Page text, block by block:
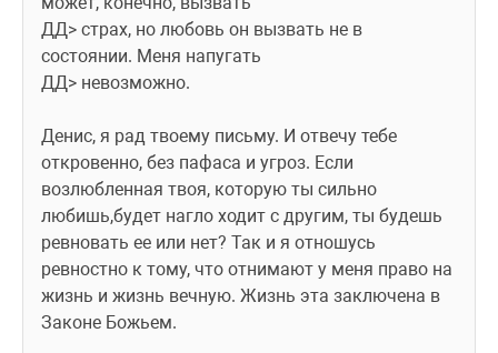
ДД> страх, но любовь он вызвать не в
состоянии. Меня напугать
ДД> невозможно.
Денис, я рад твоему письму. И отвечу тебе
откровенно, без пафаса и угроз. Если
возлюбленная твоя, которую ты сильно
любишь,будет нагло ходит с другим, ты будешь
ревновать ее или нет? Так и я отношусь
ревностно к тому, что отнимают у меня право на
жизнь и жизнь вечную. Жизнь эта заключена в
Законе Божьем.